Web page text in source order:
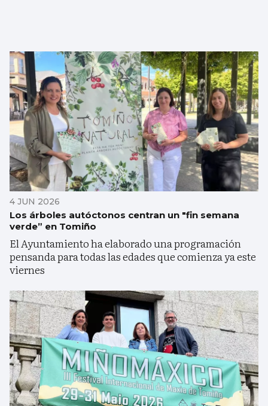
4 JUN 2026
Los árboles autóctonos centran un "fin semana
verde” en Tomiño
El Ayuntamiento ha elaborado una programación
pensanda para todas las edades que comienza ya este
viernes